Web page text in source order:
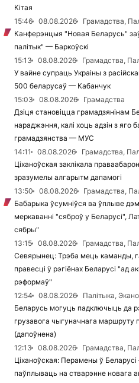
Кітая
15:46
08.08.2026
Грамадства,
Канферэнцыя "Новая Беларусь"
палітык" — Баркоўскі
15:13
08.08.2026
Грамадства,
У вайне супраць Украіны з
500 беларусаў — Кабанчук
15:03
08.08.2026
Грамадства
Дзіця становіцца грамадзянінам
нараджэння, калі хоць адзін з яго
грамадзянства — МУС
14:11
08.08.2026
Грамадства,
Ціханоўская заклікала
зразумелы алгарытм дапамогі
13:50
08.08.2026
Грамадства,
Бабарыка ўсумніўся ва ўплыве
меркаванні "сяброў у Беларусі",
сябры"
13:15
08.08.2026
Грамадства,
Севярынец: Трэба мець каманды,
правесці ў рэгіёнах Беларусі "ад
рэформаў"
12:54
08.08.2026
Палітыка,
Беларусь могуць падключыць да
грузавога чыгуначнага маршруту
(дапоўнена)
12:13
08.08.2026
Грамадства,
Ціханоўская: Перамены ў
паўплываць на стварэнне новага